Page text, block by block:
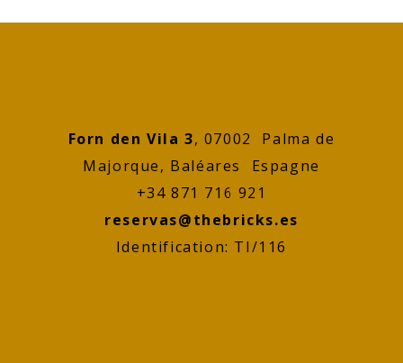
Forn den Vila 3, 07002 Palma de
Majorque, Baléares Espagne
+34 871 716 921
reservas@thebricks.es
Identification: TI/116